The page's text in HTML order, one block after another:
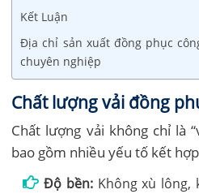
Kết Luận
Địa chỉ sản xuất đồng phục
chuyên nghiệp
Chất lượng vải đồng
Chất lượng vải không chỉ là
bao gồm nhiều yếu tố kết
Độ bền:Không xù lông,